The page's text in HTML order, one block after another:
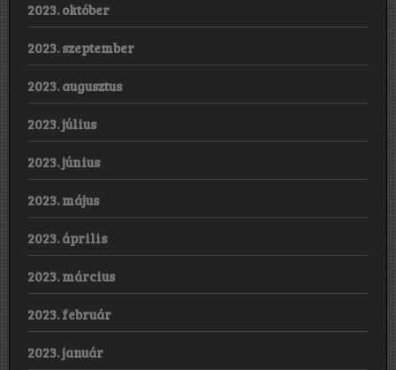
2023. október
2023. szeptember
2023. augusztus
2023. július
2023. június
2023. május
2023. április
2023. március
2023. február
2023. január